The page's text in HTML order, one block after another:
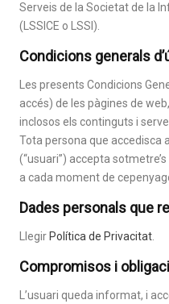
Serveis de la Societat de la
(LSSICE o LSSI).
Condicions generals
Les presents Condicions
accés) de les pàgines de
inclosos els continguts i
Tota persona que accedisca
(“usuari”) accepta
a cada moment de
Dades personals que
Llegir Política de Privacitat.
Compromisos i
L’usuari queda informat, i